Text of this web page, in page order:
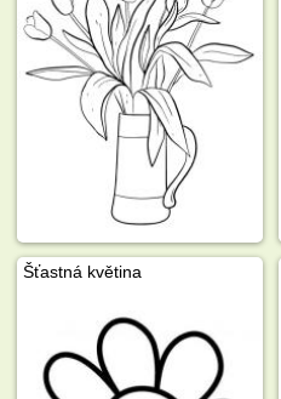
Šťastná květina